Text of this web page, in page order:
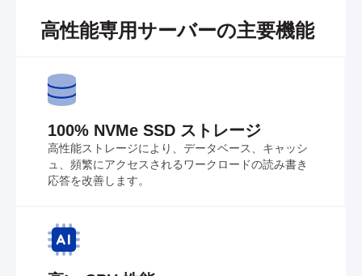
高性能専用サーバーの主要機能
100% NVMe SSD ストレージ
高性能ストレージにより、データベース、キャッシ
ュ、頻繁にアクセスされるワークロードの読み書き
応答を改善します。